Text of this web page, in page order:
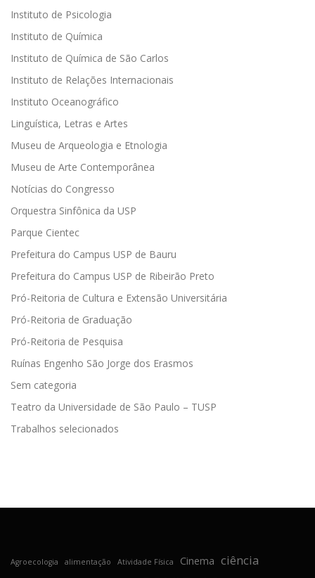
Instituto de Psicologia
Instituto de Química
Instituto de Química de São Carlos
Instituto de Relações Internacionais
Instituto Oceanográfico
Linguística, Letras e Artes
Museu de Arqueologia e Etnologia
Museu de Arte Contemporânea
Notícias do Congresso
Orquestra Sinfônica da USP
Parque Cientec
Prefeitura do Campus USP de Bauru
Prefeitura do Campus USP de Ribeirão Preto
Pró-Reitoria de Cultura e Extensão Universitária
Pró-Reitoria de Graduação
Pró-Reitoria de Pesquisa
Ruínas Engenho São Jorge dos Erasmos
Sem categoria
Teatro da Universidade de São Paulo – TUSP
Trabalhos selecionados
Agroecologia alimentação Atividade Física Cinema ciência